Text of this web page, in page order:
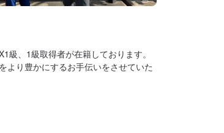
級、1級取得者が在籍しております。
より豊かにするお手伝いをさせていた